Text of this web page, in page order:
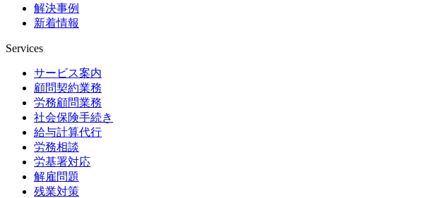
解決事例
新着情報
Services
サービス案内
顧問契約業務
労務顧問業務
社会保険手続き
給与計算代行
労務相談
労基署対応
解雇問題
残業対策